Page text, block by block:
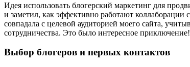
Идея использовать блогерский маркетинг для
и заметил, как эффективно работают
совпадала с целевой аудиторией моего сайта,
сотрудничества. Это было интересное приключение!
Выбор блогеров и первых контактов